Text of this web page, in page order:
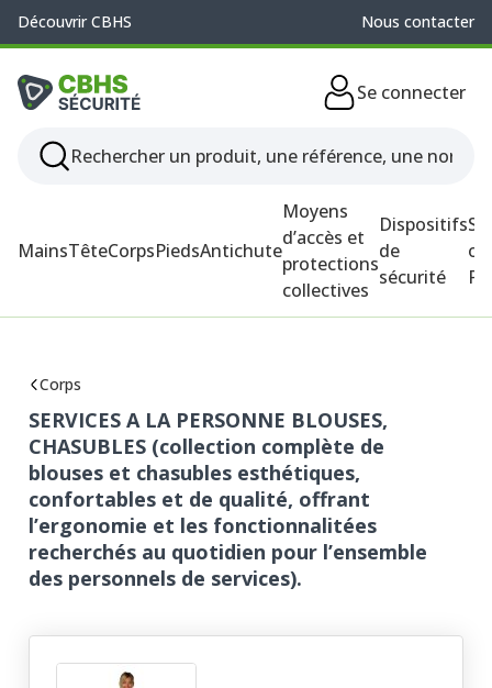
Découvrir CBHS Nous contacter
Se connecter
MainsTêteCorpsPiedsAntichute
Moyens
d’accès et
protections
collectives
Dispositifs
de
sécurité
Corps
SERVICES A LA PERSONNE BLOUSES,
CHASUBLES (collection complète de
blouses et chasubles esthétiques,
confortables et de qualité, offrant
l’ergonomie et les fonctionnalitées
recherchés au quotidien pour l’ensemble
des personnels de services).